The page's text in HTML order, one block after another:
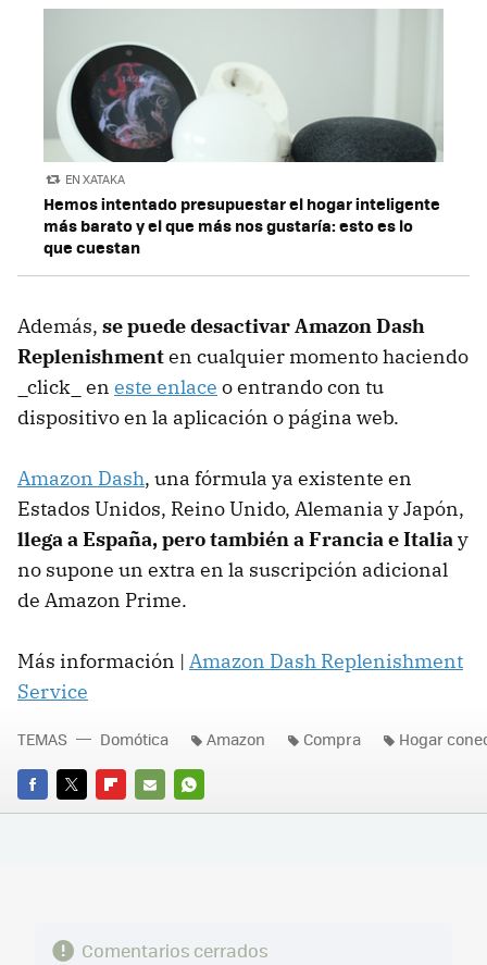
EN XATAKA
Hemos intentado presupuestar el hogar inteligente
más barato y el que más nos gustaría: esto es lo
que cuestan
Además, se puede desactivar Amazon Dash
Replenishmenten cualquier momento haciendo
_click_ en este enlace o entrando con tu
dispositivo en la aplicación o página web.
Amazon Dash, una fórmula ya existente en
Estados Unidos, Reino Unido, Alemania y Japón,
llega a España, pero también a Francia e Italiay
no supone un extra en la suscripción adicional
de Amazon Prime.
Más información | Amazon Dash Replenishment
Service
FACEBOOK
TWITTERFLIPBOARD
E-
WHATSAPP
TEMAS Domótica Amazon Compra Hogar
Comentarios cerrados